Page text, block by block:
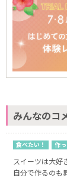
みんなのコ
食べたい！ 作
スイーツは大好
自分で作るのも